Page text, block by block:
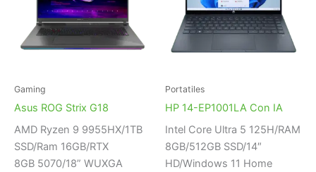
Gaming
Asus ROG Strix G18
AMD Ryzen 9 9955HX/1TB
SSD/Ram 16GB/RTX
8GB 5070/18” WUXGA
Portatiles
HP 14-EP1001LA Con IA
Intel Core Ultra 5 125H/RAM
8GB/512GB SSD/14″
HD/Windows 11 Home